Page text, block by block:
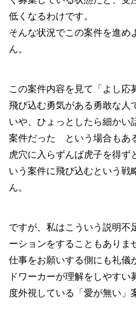
低くなるわけです。
そんな状況でこの案件を進め
ん。
この案件内容を見て「よし応
飛び込む勇気がある勇敢な人
いや、ひょっとしたら細かい
案件だった という場合もあ
虎穴に入らずんば虎子を得ず
いう案件に飛び込むという戦
ん。
ですが、私はこういう説明不
ーションをすることもありま
仕事をお願いする側にも礼儀
ドワーカーが理解をしやす
度外視している「愛が無い」